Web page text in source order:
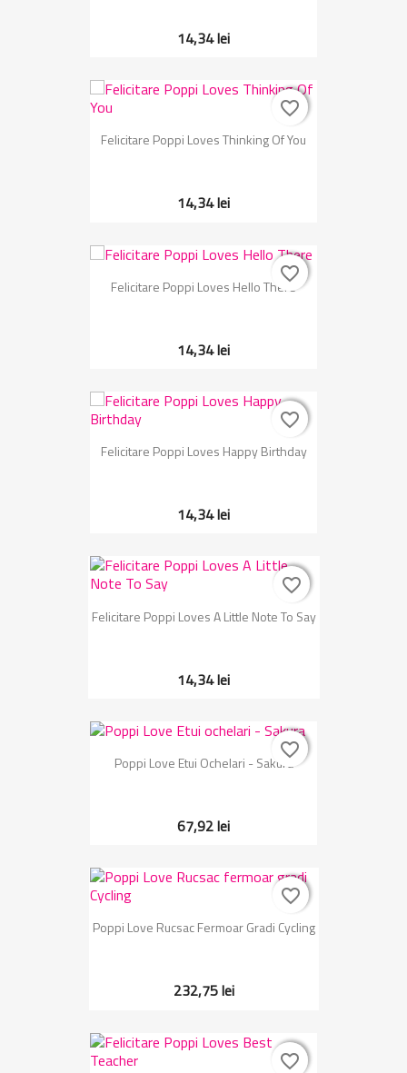
14,34 lei
Felicitare Poppi Loves Thinking Of You
14,34 lei
favorite_border
favorite_border
Felicitare Poppi Loves Hello There
14,34 lei
favorite_border
favorite_border
Felicitare Poppi Loves Happy Birthday
14,34 lei
favorite_border
favorite_border
Felicitare Poppi Loves A Little Note To Say
14,34 lei
favorite_border
favorite_border
Poppi Love Etui Ochelari - Sakura
67,92 lei
favorite_border
favorite_border
Poppi Love Rucsac Fermoar Gradi Cycling
232,75 lei
favorite_border
favorite_border
favorite_border
favorite_border